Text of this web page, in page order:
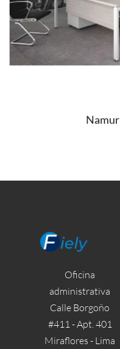
Namur
Oficina
administrativa
Calle Borgoño
#411 - Apt. 401
Miraflores - Lima